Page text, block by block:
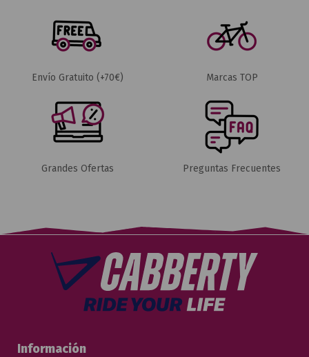
Envío Gratuito (+70€) Marcas TOP
Grandes Ofertas Preguntas Frecuentes
Información